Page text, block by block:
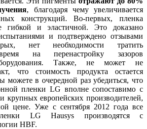
, благодаря чему увеличивается
конструкций. Во-первых, пленка
гибкой и эластичной. Это доказано
и подтверждено отзывами
нет необходимости тратить
на перенастройку зазоров
Также, не может не
что стоимость продукта остается
можете в очередной раз убедиться, что
пленки LG вполне сопоставимо с
крупных европейских производителей,
цене. Уже с сентября 2012 года все
LG Hausys производятся с
HBF.